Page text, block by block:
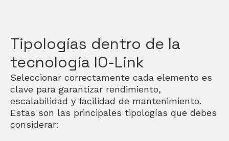
Tipologías dentro de la
tecnología IO-Link
Seleccionar correctamente cada elemento es
clave para garantizar rendimiento,
escalabilidad y facilidad de mantenimiento.
Estas son las principales tipologías que debes
considerar: